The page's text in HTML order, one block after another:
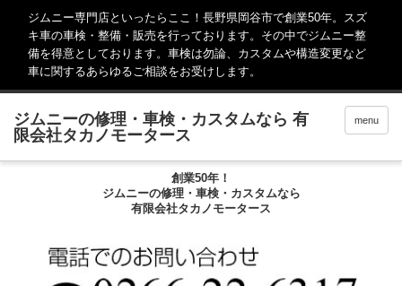
ジムニー専門店といったらここ！長野県岡谷市で創業50年。スズ
キ車の車検・整備・販売を行っております。その中でジムニー整
備を得意としております。車検は勿論、カスタムや構造変更など
車に関するあらゆるご相談をお受けします。
menu
創業50年！
ジムニーの修理・車検・カスタムなら
有限会社タカノモータース